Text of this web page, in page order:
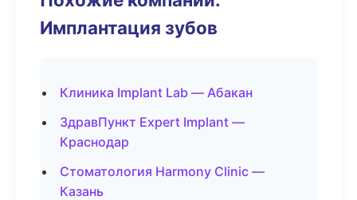
Имплантация зубов
Клиника Implant Lab — Абакан
ЗдравПункт Expert Implant —
Краснодар
Стоматология Harmony Clinic —
Казань